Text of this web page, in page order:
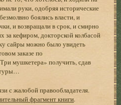
руки, одобряя исторические
боялись власти, и
и возвращали в срок, и смирно
за кефиром, докторской колбасой
сайры можно было увидеть
заказе по
мушкетера» получить, сдав
с жалобой правообладателя.
фрагмент книги.